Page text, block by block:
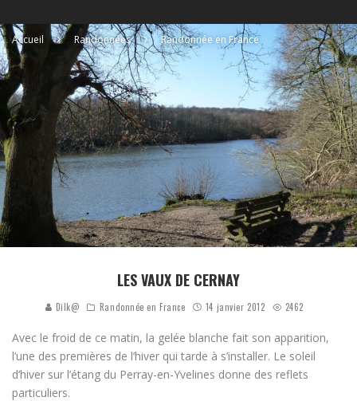
Accueil Randonnées Randonnée en France
LES VAUX DE CERNAY
Dilk@ Randonnée en France 14 janvier 2012 2462
Avec le froid de ce matin, la gelée blanche fait son apparition,
l’une des premières de l’hiver qui tarde à s’installer. Le soleil
d’hiver sur l’étang du Perray-en-Yvelines donne des reflets
particuliers.